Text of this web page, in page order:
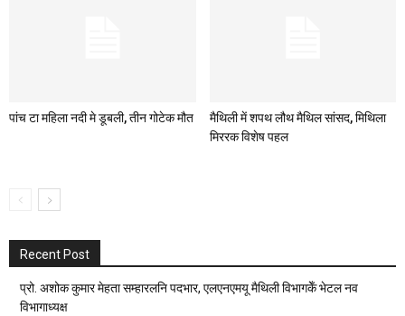
पांच टा महिला नदी मे डूबली, तीन गोटेक मौत
मैथिली में शपथ लौथ मैथिल सांसद, मिथिला
मिररक विशेष पहल
Recent Post
प्रो. अशोक कुमार मेहता सम्हारलनि पदभार, एलएनएमयू मैथिली विभागकेँ भेटल नव
विभागाध्यक्ष